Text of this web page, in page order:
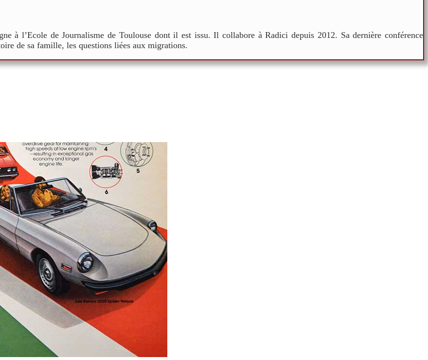
à l’Ecole de Journalisme de Toulouse dont il est issu. Il collabore à Radici depuis 2012. Sa dernière conférence
de sa famille, les questions liées aux migrations.